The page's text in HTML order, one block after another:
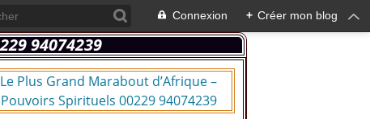
Connexion + Créer mon blog
Le Plus Grand Marabout d’Afrique –
Pouvoirs Spirituels 00229 94074239